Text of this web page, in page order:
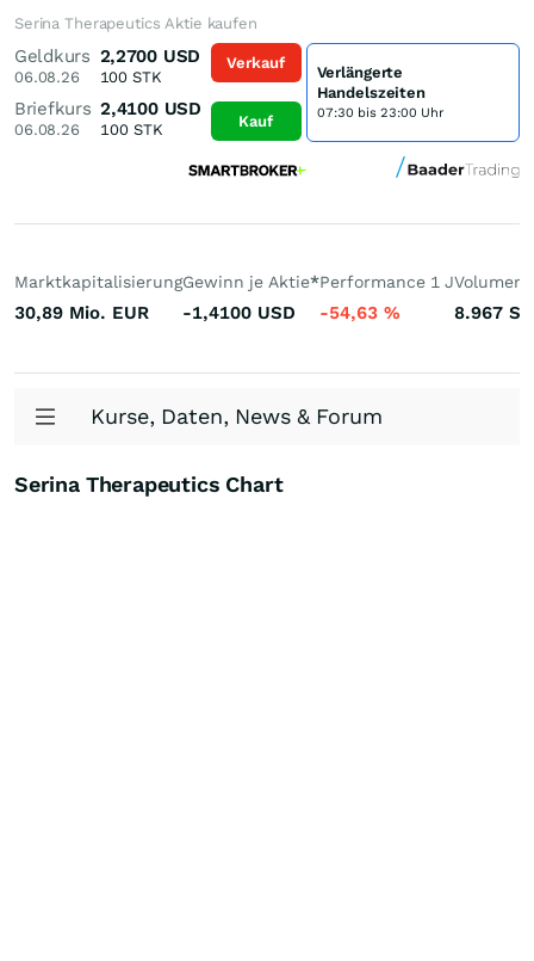
Serina Therapeutics Aktie kaufen
Geldkurs
06.08.26
2,2700 USD
100 STK
Briefkurs
06.08.26
2,4100 USD
100STK
Verkauf
Kauf
Verlängerte
Handelszeiten
07:30 bis 23:00 Uhr
Marktkapitalisierung
30,89 Mio. EUR
Gewinn je Aktie*
-1,4100 USD
Performance 1 J
-54,63 %
Volumen
8.967 St.
Kurse, Daten, News & Forum
Serina Therapeutics Chart